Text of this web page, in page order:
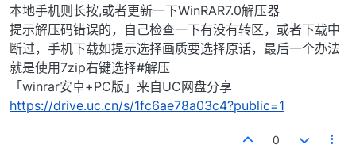
本地手机则长按,或者更新一下WinRAR7.0解压器
提示解压码错误的，自己检查一下有没有转区，或者下载中
断过，手机下载如提示选择画质要选择原话，最后一个办法
就是使用7zip右键选择#解压
「winrar安卓+PC版」来自UC网盘分享
https://drive.uc.cn/s/1fc6ae78a03c4?public=1
0